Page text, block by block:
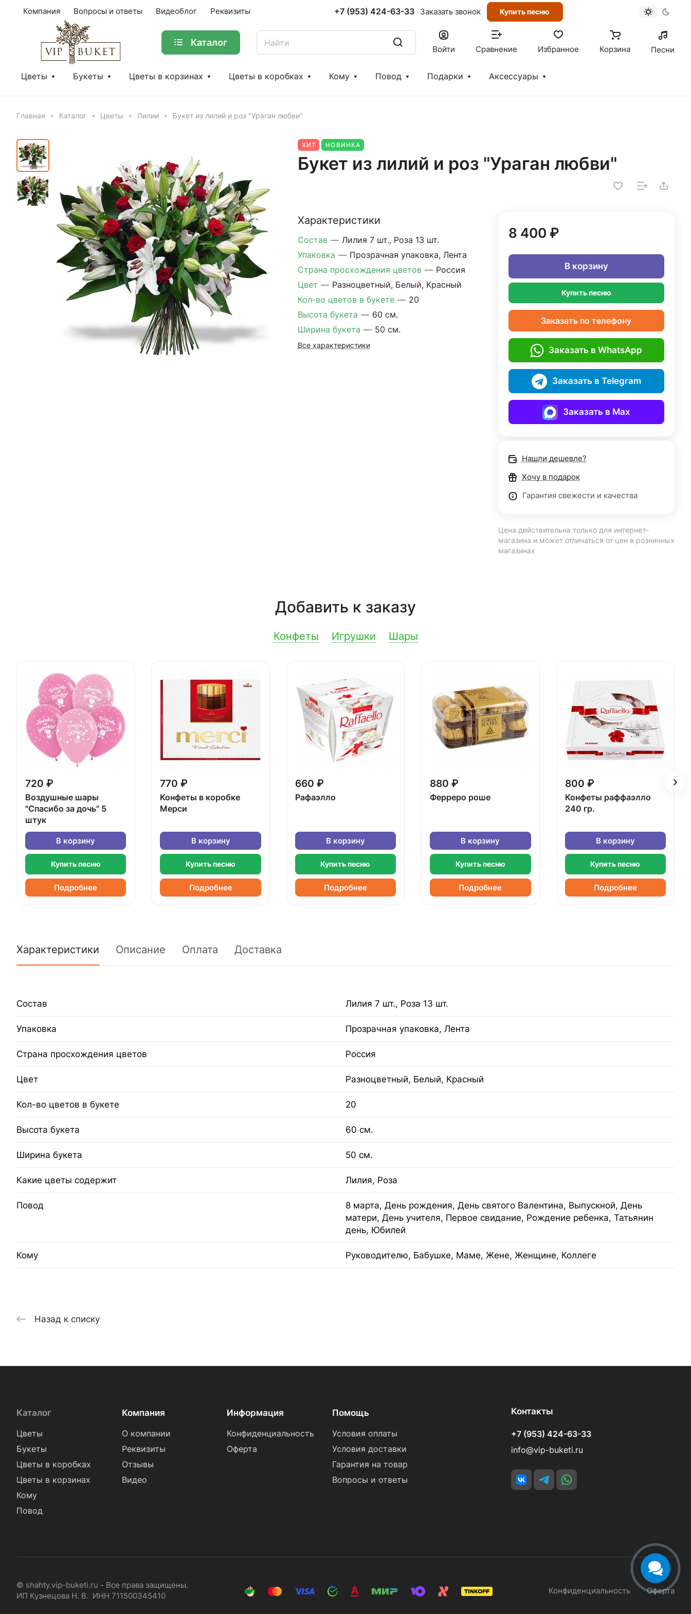
Компания Вопросы и ответы Видеоблог Реквизиты +7 (953) 424-63-33 Заказать звонок Купить песню
Каталог
Войти Сравнение Избранное Корзина Песни
Цветы Букеты Цветы в корзинах Цветы в коробках Кому Повод Подарки Аксессуары
Главная Каталог Цветы Лилии Букет из лилий и роз "Ураган любви"
ХИТ НОВИНКА
Букет из лилий и роз "Ураган любви"
Характеристики
Состав — Лилия 7 шт., Роза 13 шт.
Упаковка — Прозрачная упаковка, Лента
Страна просхождения цветов — Россия
Цвет — Разноцветный, Белый, Красный
Кол-во цветов в букете — 20
Высота букета — 60 см.
Ширина букета — 50 см.
Все характеристики
8 400 ₽
В корзину
Купить песню
Заказать по телефону
Заказать в WhatsApp
Заказать в Telegram
Заказать в Max
Нашли дешевле?
Хочу в подарок
Гарантия свежести и качества
Цена действительна только для интернет-
магазина и может отличаться от цен в розничных
магазинах
Добавить к заказу
Конфеты Игрушки Шары
720 ₽
Воздушные шары
"Спасибо за дочь" 5
штук
В корзину
Купить песню
Подробнее
770 ₽
Конфеты в коробке
Мерси
В корзину
Купить песню
Подробнее
660 ₽
Рафаэлло
В корзину
Купить песню
Подробнее
880 ₽
Ферреро роше
В корзину
Купить песню
Подробнее
800 ₽
Конфеты раффаэлло
240 гр.
В корзину
Купить песню
Подробнее
Характеристики Описание Оплата Доставка
Состав Лилия 7 шт., Роза 13 шт.
Упаковка Прозрачная упаковка, Лента
Страна просхождения цветов Россия
Цвет Разноцветный, Белый, Красный
Кол-во цветов в букете 20
Высота букета 60 см.
Ширина букета 50 см.
Какие цветы содержит Лилия, Роза
Повод
8 марта, День рождения, День святого Валентина, Выпускной, День
матери, День учителя, Первое свидание, Рождение ребенка, Татьянин
день, Юбилей
Кому Руководителю, Бабушке, Маме, Жене, Женщине, Коллеге
Назад к списку
Каталог
Цветы
Букеты
Цветы в коробках
Цветы в корзинах
Кому
Повод
Компания
О компании
Реквизиты
Отзывы
Видео
Информация
Конфиденциальность
Оферта
Помощь
Условия оплаты
Условия доставки
Гарантия на товар
Вопросы и ответы
Контакты
+7 (953) 424-63-33
info@vip-buketi.ru
© shahty.vip-buketi.ru - Все права защищены.
ИП Кузнецова Н. В. ИНН 711500345410
Конфиденциальность Оферта